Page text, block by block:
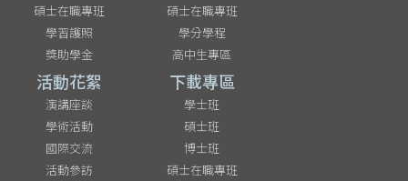
碩士在職專班
學習護照
獎助學金
碩士在職專班
學分學程
高中生專區
活動花絮
演講座談
學術活動
國際交流
活動參訪
下載專區
學士班
碩士班
博士班
碩士在職專班